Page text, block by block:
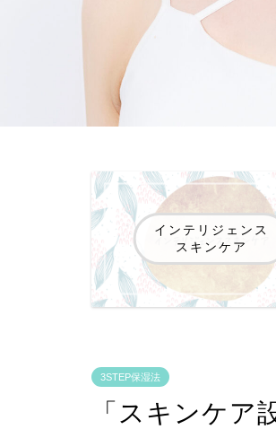
インテリジェンス
スキンケア
3STEP保湿法
「スキンケア